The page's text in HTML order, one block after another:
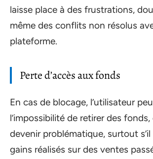
laisse place à des frustrations,
même des conflits non résolus
plateforme.
Perte d’accès aux fonds
En cas de blocage, l’utilisateur
l’impossibilité de retirer des
devenir problématique, surtout s’il
gains réalisés sur des ventes